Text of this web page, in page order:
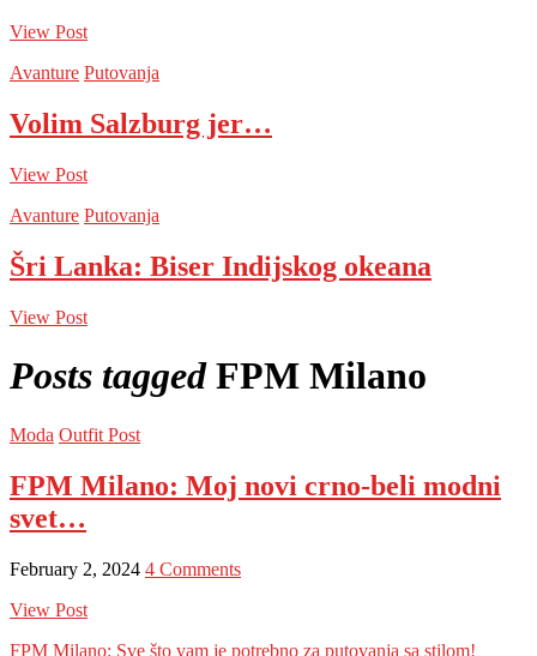
View Post
Avanture Putovanja
Volim Salzburg jer…
View Post
Avanture Putovanja
Šri Lanka: Biser Indijskog okeana
View Post
Posts tagged FPM Milano
Moda Outfit Post
FPM Milano: Moj novi crno-beli modni
svet…
February 2, 2024 4 Comments
View Post
FPM Milano: Sve što vam je potrebno za putovanja sa stilom!